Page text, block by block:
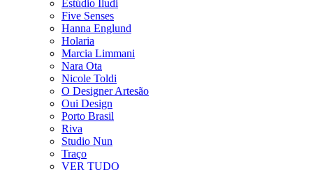
Estúdio Iludi
Five Senses
Hanna Englund
Holaria
Marcia Limmani
Nara Ota
Nicole Toldi
O Designer Artesão
Oui Design
Porto Brasil
Riva
Studio Nun
Traço
VER TUDO